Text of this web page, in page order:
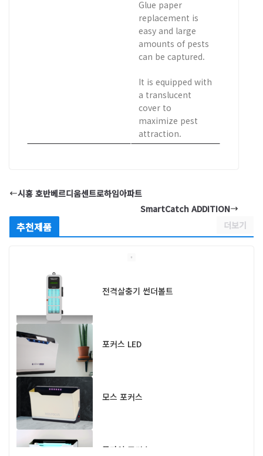
Glue paper
replacement is
easy and large
amounts of pests
can be captured.
It is equipped with
a translucent
cover to
maximize pest
attraction.
시흥 호반베르디움센트로하임아파트
SmartCatch ADDITION
추천제품 더보기
전격살충기 썬더볼트
포커스 LED
모스 포커스
플라이 포커스